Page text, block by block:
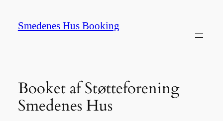
indholdSmedenes Hus Booking
Booket af Støtteforening
Smedenes Hus